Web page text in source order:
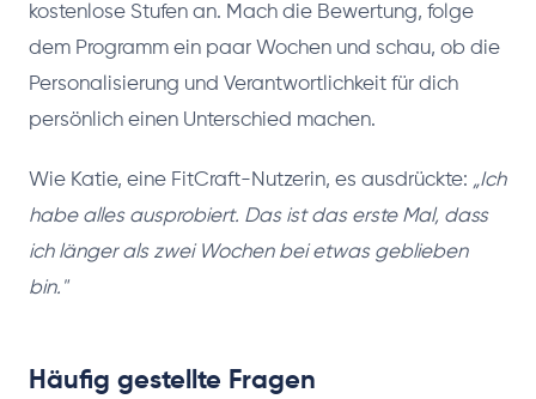
kostenlose Stufen an. Mach die Bewertung, folge
dem Programm ein paar Wochen und schau, ob die
Personalisierung und Verantwortlichkeit für dich
persönlich einen Unterschied machen.
Wie Katie, eine FitCraft-Nutzerin, es ausdrückte: „Ich
habe alles ausprobiert. Das ist das erste Mal, dass
ich länger als zwei Wochen bei etwas geblieben
bin."
Häufig gestellte Fragen